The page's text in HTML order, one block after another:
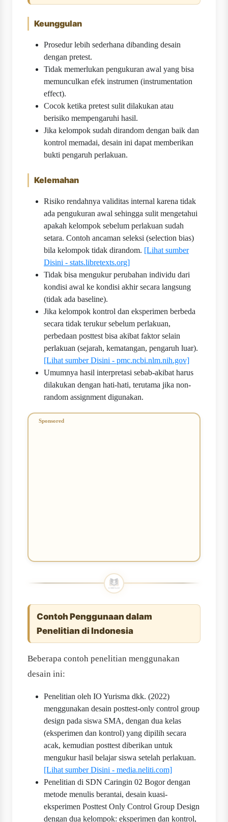
Keunggulan
Prosedur lebih sederhana dibanding desain
dengan pretest.
Tidak memerlukan pengukuran awal yang bisa
memunculkan efek instrumen (instrumentation
effect).
Cocok ketika pretest sulit dilakukan atau
berisiko mempengaruhi hasil.
Jika kelompok sudah di­random dengan baik dan
kontrol memadai, desain ini dapat memberikan
bukti pengaruh perlakuan.
Kelemahan
Risiko rendahnya validitas internal karena tidak
ada pengukuran awal sehingga sulit mengetahui
apakah kelompok sebelum perlakuan sudah
setara. Contoh ancaman seleksi (selection bias)
bila kelompok tidak di­random. [Lihat sumber
Disini - stats.libretexts.org]
Tidak bisa mengukur perubahan individu dari
kondisi awal ke kondisi akhir secara langsung
(tidak ada baseline).
Jika kelompok kontrol dan eksperimen berbeda
secara tidak terukur sebelum perlakuan,
perbedaan posttest bisa akibat faktor selain
perlakuan (sejarah, kematangan, pengaruh luar).
[Lihat sumber Disini - pmc.ncbi.nlm.nih.gov]
Umumnya hasil interpretasi sebab-akibat harus
dilakukan dengan hati-hati, terutama jika non-
random assignment digunakan.
Contoh Penggunaan dalam
Penelitian di Indonesia
Beberapa contoh penelitian menggunakan
desain ini:
Penelitian oleh IO Yurisma dkk. (2022)
menggunakan desain posttest-only control group
design pada siswa SMA, dengan dua kelas
(eksperimen dan kontrol) yang dipilih secara
acak, kemudian posttest diberikan untuk
mengukur hasil belajar siswa setelah perlakuan.
[Lihat sumber Disini - media.neliti.com]
Penelitian di SDN Caringin 02 Bogor dengan
metode menulis berantai, desain kuasi-
eksperimen Posttest Only Control Group Design
dengan dua kelompok: eksperimen dan kontrol,